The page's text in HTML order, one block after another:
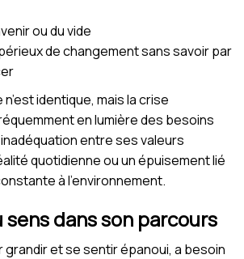
ou du vide
de changement sans savoir par
identique, mais la crise
en lumière des besoins
entre ses valeurs
quotidienne ou un épuisement lié
à l’environnement.
sens dans son parcours
grandir et se sentir épanoui, a besoin